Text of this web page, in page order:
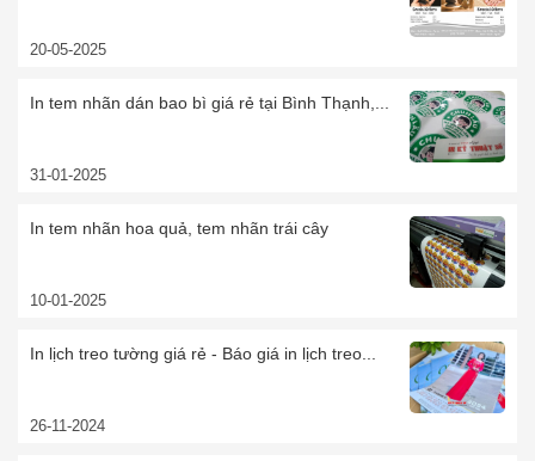
20-05-2025
In tem nhãn dán bao bì giá rẻ tại Bình Thạnh,...
31-01-2025
In tem nhãn hoa quả, tem nhãn trái cây
10-01-2025
In lịch treo tường giá rẻ - Báo giá in lịch treo...
26-11-2024